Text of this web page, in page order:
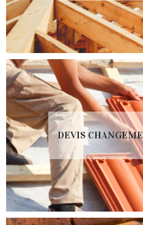
DEVIS